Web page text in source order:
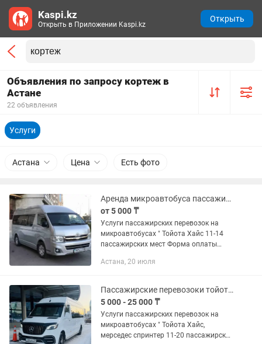
Объявления по запросу кортеж в
Астане
22 объявления
Услуги
Астана Цена Есть фото
Аренда микроавтобуса пассажирский перевозки трансфер развозка Тойота Хайс
от 5 000 ₸
Услуги пассажирских перевозок на
микроавтобусах " Тойота Хайс 11-14
пассажирских мест Форма оплаты
Микроавтобусы и оснащены
системой...
Астана, 20 июля
Пассажирские перевозоки тойота хайс, мерседес спринтер, развозка, минивэн
5 000 - 25 000 ₸
Услуги пассажирских перевозок на
микроавтобусах " Тойота Хайс,
мерседес спринтер 11-20 пассажирских
Kaspi.kz
Открыть в Приложении Kaspi.kz
Открыть